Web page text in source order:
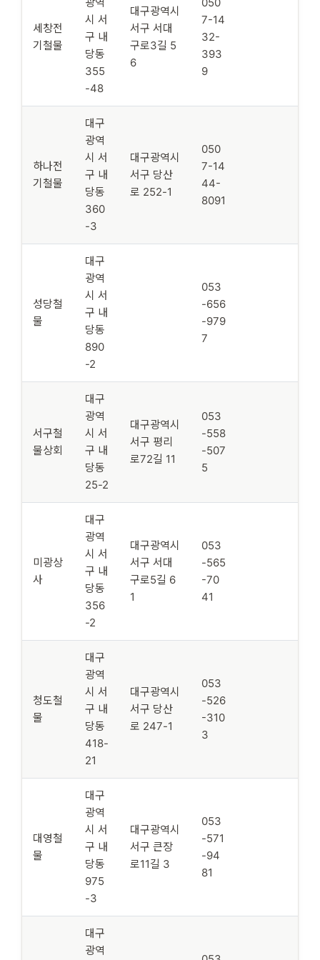
세창전
기철물
시 서
구 내
당동
355
-48
대구광역시
서구 서대
구로3길 5
6
7-14
32-
393
9
하나전
기철물
대구
광역
시 서
구 내
당동
360
-3
대구광역시
서구 당산
로 252-1
050
7-14
44-
8091
성당철
물
대구
광역
시 서
구 내
당동
890
-2
053
-656
-979
7
서구철
물상회
대구
광역
시 서
구 내
당동
25-2
대구광역시
서구 평리
로72길 11
053
-558
-507
5
미광상
사
대구
광역
시 서
구 내
당동
356
-2
대구광역시
서구 서대
구로5길 6
1
053
-565
-70
41
청도철
물
대구
광역
시 서
구 내
당동
418-
21
대구광역시
서구 당산
로 247-1
053
-526
-310
3
대영철
물
대구
광역
시 서
구 내
당동
975
-3
대구광역시
서구 큰장
로11길 3
053
-571
-94
81
대구
광역